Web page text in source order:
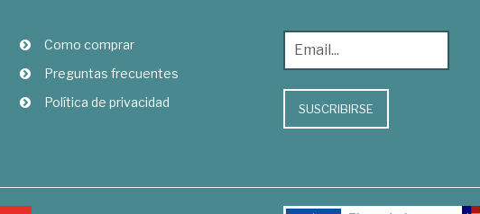
Como comprar
Preguntas frecuentes
Política de privacidad
SUSCRIBIRSE